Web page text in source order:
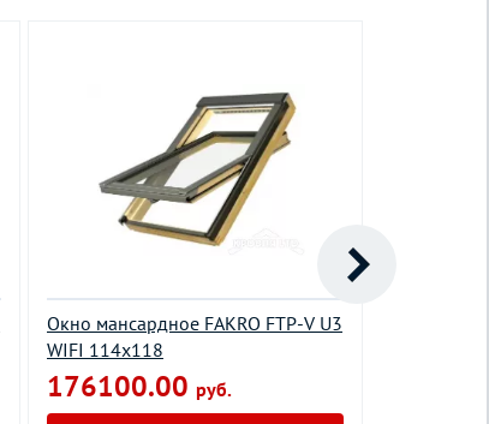
Окно мансардное FAKRO FTP-V U3
WIFI 114х118
176100.00 руб.